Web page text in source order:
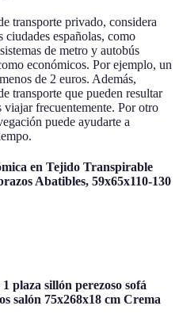
transporte privado, considera
ciudades españolas, como
de metro y autobús
económicos. Por ejemplo, un
de 2 euros. Además,
transporte que pueden resultar
viajar frecuentemente. Por otro
puede ayudarte a
en Tejido Transpirable
Abatibles, 59x65x110-130
plaza sillón perezoso sofá
salón 75x268x18 cm Crema